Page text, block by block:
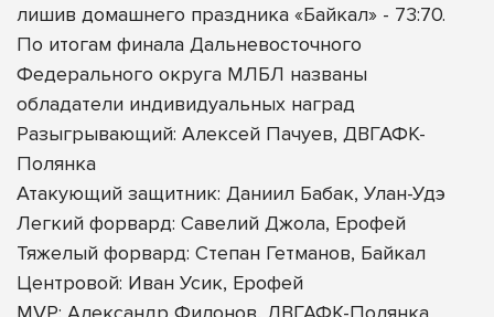
лишив домашнего праздника «Байкал» - 73:70.
По итогам финала Дальневосточного
Федерального округа МЛБЛ названы
обладатели индивидуальных наград
Разыгрывающий: Алексей Пачуев, ДВГАФК-
Полянка
Атакующий защитник: Даниил Бабак, Улан-Удэ
Легкий форвард: Савелий Джола, Ерофей
Тяжелый форвард: Степан Гетманов, Байкал
Центровой: Иван Усик, Ерофей